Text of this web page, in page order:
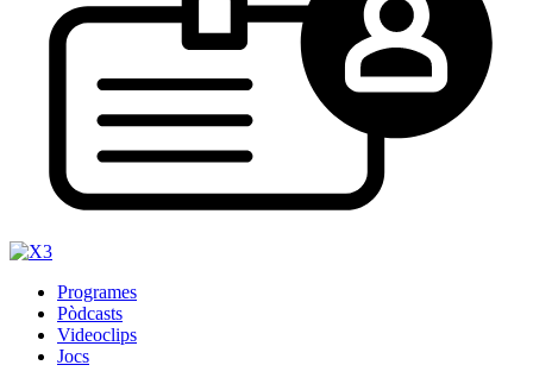
Programes
Pòdcasts
Videoclips
Jocs